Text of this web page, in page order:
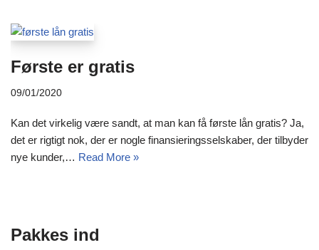
Første er gratis
09/01/2020
Kan det virkelig være sandt, at man kan få første lån gratis? Ja,
det er rigtigt nok, der er nogle finansieringsselskaber, der tilbyder
nye kunder,… Read More »
Pakkes ind